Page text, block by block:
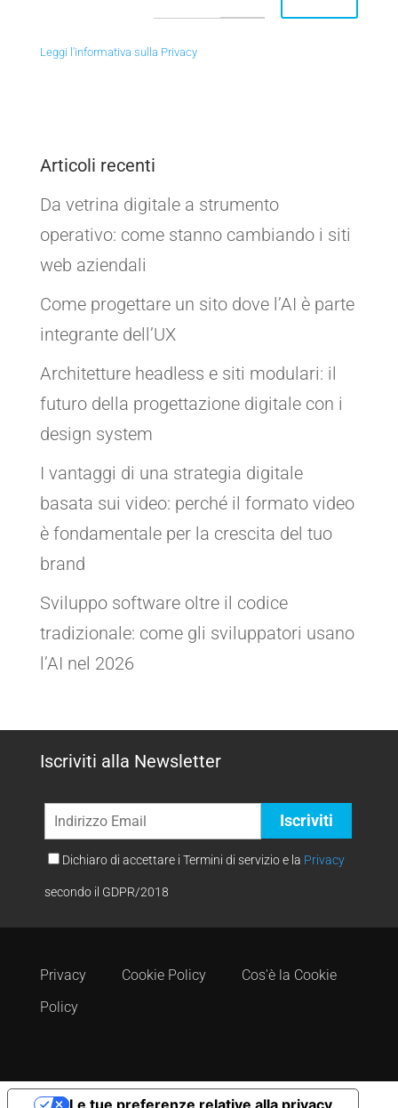
Leggi l'informativa sulla Privacy
Articoli recenti
Da vetrina digitale a strumento
operativo: come stanno cambiando i siti
web aziendali
Come progettare un sito dove l’AI è parte
integrante dell’UX
Architetture headless e siti modulari: il
futuro della progettazione digitale con i
design system
I vantaggi di una strategia digitale
basata sui video: perché il formato video
è fondamentale per la crescita del tuo
brand
Sviluppo software oltre il codice
tradizionale: come gli sviluppatori usano
l’AI nel 2026
Iscriviti alla Newsletter
Dichiaro di accettare i Termini di servizio e la Privacy
secondo il GDPR/2018
Privacy Cookie Policy
Cos'è la Cookie
Policy
Le tue preferenze relative alla privacy